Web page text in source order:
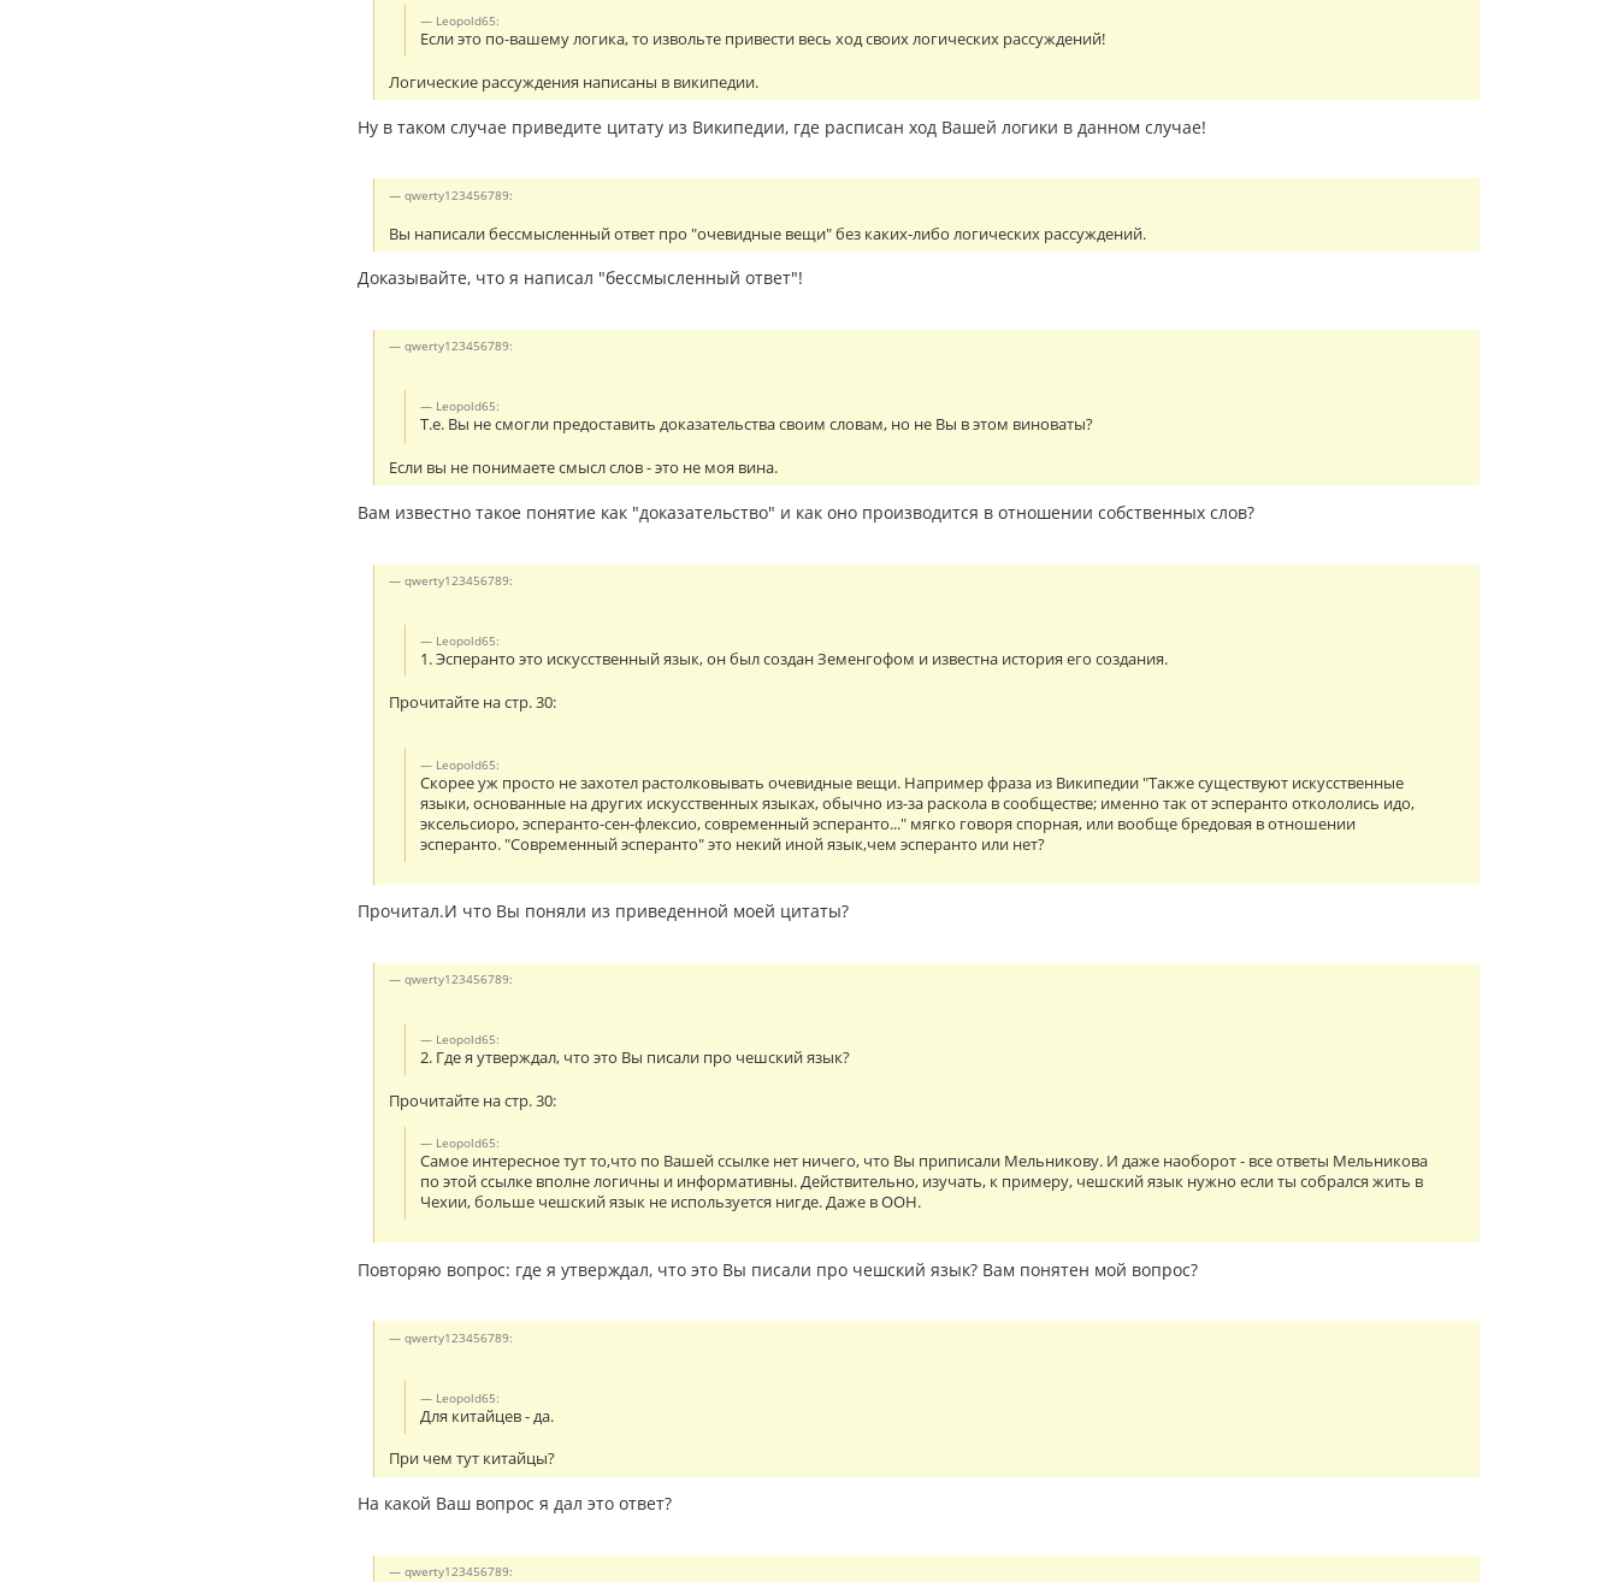
Leopold65:
Если это по-вашему логика, то извольте привести весь ход своих логических рассуждений!
Логические рассуждения написаны в википедии.
Ну в таком случае приведите цитату из Википедии, где расписан ход Вашей логики в данном случае!
qwerty123456789:
Вы написали бессмысленный ответ про "очевидные вещи" без каких-либо логических рассуждений.
Доказывайте, что я написал "бессмысленный ответ"!
qwerty123456789:
Leopold65:
Т.е. Вы не смогли предоставить доказательства своим словам, но не Вы в этом виноваты?
Если вы не понимаете смысл слов - это не моя вина.
Вам известно такое понятие как "доказательство" и как оно производится в отношении собственных слов?
qwerty123456789:
Leopold65:
1. Эсперанто это искусственный язык, он был создан Земенгофом и известна история его создания.
Прочитайте на стр. 30:
Leopold65:
Скорее уж просто не захотел растолковывать очевидные вещи. Например фраза из Википедии "Также существуют искусственные
языки, основанные на других искусственных языках, обычно из-за раскола в сообществе; именно так от эсперанто откололись идо,
эксельсиоро, эсперанто-сен-флексио, современный эсперанто..." мягко говоря спорная, или вообще бредовая в отношении
эсперанто. "Современный эсперанто" это некий иной язык,чем эсперанто или нет?
Прочитал.И что Вы поняли из приведенной моей цитаты?
qwerty123456789:
Leopold65:
2. Где я утверждал, что это Вы писали про чешский язык?
Прочитайте на стр. 30:
Leopold65:
Самое интересное тут то,что по Вашей ссылке нет ничего, что Вы приписали Мельникову. И даже наоборот - все ответы Мельникова
по этой ссылке вполне логичны и информативны. Действительно, изучать, к примеру, чешский язык нужно если ты собрался жить в
Чехии, больше чешский язык не используется нигде. Даже в ООН.
Повторяю вопрос: где я утверждал, что это Вы писали про чешский язык? Вам понятен мой вопрос?
qwerty123456789:
Leopold65:
Для китайцев - да.
При чем тут китайцы?
На какой Ваш вопрос я дал это ответ?
qwerty123456789: